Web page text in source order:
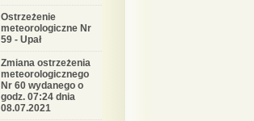
Ostrzeżenie
meteorologiczne Nr
59 - Upał
Zmiana ostrzeżenia
meteorologicznego
Nr 60 wydanego o
godz. 07:24 dnia
08.07.2021